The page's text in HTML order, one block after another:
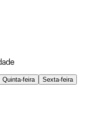
Quinta-feira
Sexta-feira